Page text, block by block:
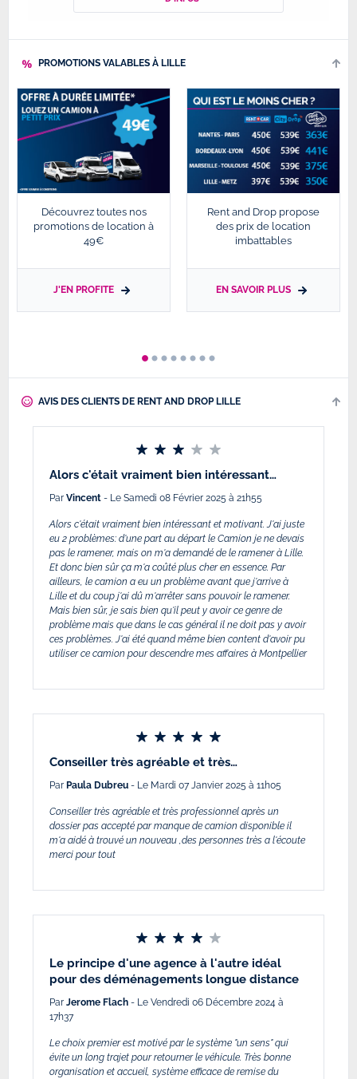
PROMOTIONS VALABLES À LILLE
Découvrez toutes nos
promotions de location à
49€
J'EN PROFITE
Rent and Drop propose
des prix de location
imbattables
EN SAVOIR PLUS
AVIS DES CLIENTS DE RENT AND DROP LILLE
Alors c'était vraiment bien intéressant…
Par Vincent - Le Samedi 08 Février 2025 à 21h55
Alors c'était vraiment bien intéressant et motivant. J'ai juste
eu 2 problèmes: d'une part au départ le Camion je ne devais
pas le ramener, mais on m'a demandé de le ramener à Lille.
Et donc bien sûr ça m'a coûté plus cher en essence. Par
ailleurs, le camion a eu un problème avant que j'arrive à
Lille et du coup j'ai dû m'arrêter sans pouvoir le ramener.
Mais bien sûr, je sais bien qu'il peut y avoir ce genre de
problème mais que dans le cas général il ne doit pas y avoir
ces problèmes. J'ai été quand même bien content d'avoir pu
utiliser ce camion pour descendre mes affaires à Montpellier
Conseiller très agréable et très…
Par Paula Dubreu - Le Mardi 07 Janvier 2025 à 11h05
Conseiller très agréable et très professionnel après un
dossier pas accepté par manque de camion disponible il
m'a aidé à trouvé un nouveau ,des personnes très a l'écoute
merci pour tout
Le principe d'une agence à l'autre idéal
pour des déménagements longue distance
Par Jerome Flach - Le Vendredi 06 Décembre 2024 à
17h37
Le choix premier est motivé par le système "un sens" qui
évite un long trajet pour retourner le véhicule. Très bonne
organisation et accueil, système efficace de remise du